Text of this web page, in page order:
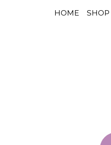
HAUPTNAVIGATION
HOME SHOP